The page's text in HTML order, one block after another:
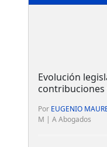
Evolución
Por EUGENIO
M | A Abogados